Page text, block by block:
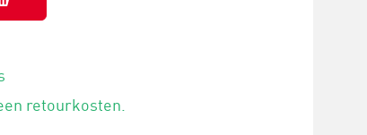
retourkosten.